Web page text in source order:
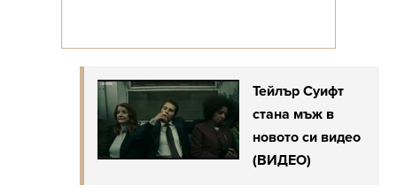
Тейлър Суифт
стана мъж в
новото си видео
(ВИДЕО)